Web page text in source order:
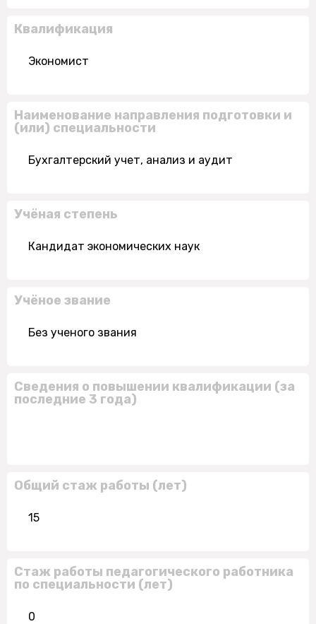
Квалификация
Экономист
Наименование направления подготовки и
(или) специальности
Бухгалтерский учет, анализ и аудит
Учёная степень
Кандидат экономических наук
Учёное звание
Без ученого звания
Сведения о повышении квалификации (за
последние 3 года)
Общий стаж работы (лет)
15
Стаж работы педагогического работника
по специальности (лет)
0